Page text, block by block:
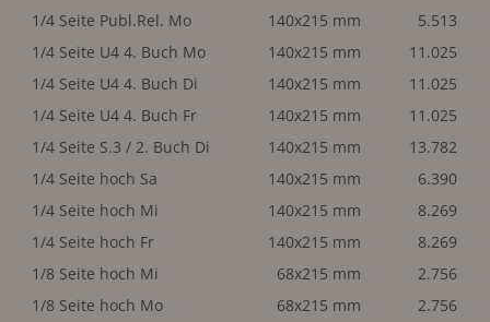
1/4 Seite Publ.Rel. Mo
140x215 mm
5.513
1/4 Seite U4 4. Buch Mo
140x215 mm
11.025
1/4 Seite U4 4. Buch Di
140x215 mm
11.025
1/4 Seite U4 4. Buch Fr
140x215 mm
11.025
1/4 Seite S.3 / 2. Buch Di
140x215 mm
13.782
1/4 Seite hoch Sa
140x215 mm
6.390
1/4 Seite hoch Mi
140x215 mm
8.269
1/4 Seite hoch Fr
140x215 mm
8.269
1/8 Seite hoch Mi
68x215 mm
2.756
1/8 Seite hoch Mo
68x215 mm
2.756